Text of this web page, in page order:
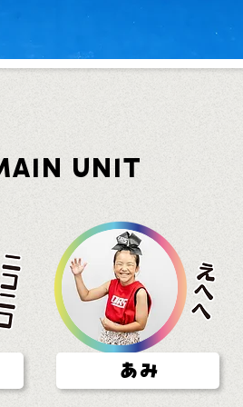
UNIT
あみ